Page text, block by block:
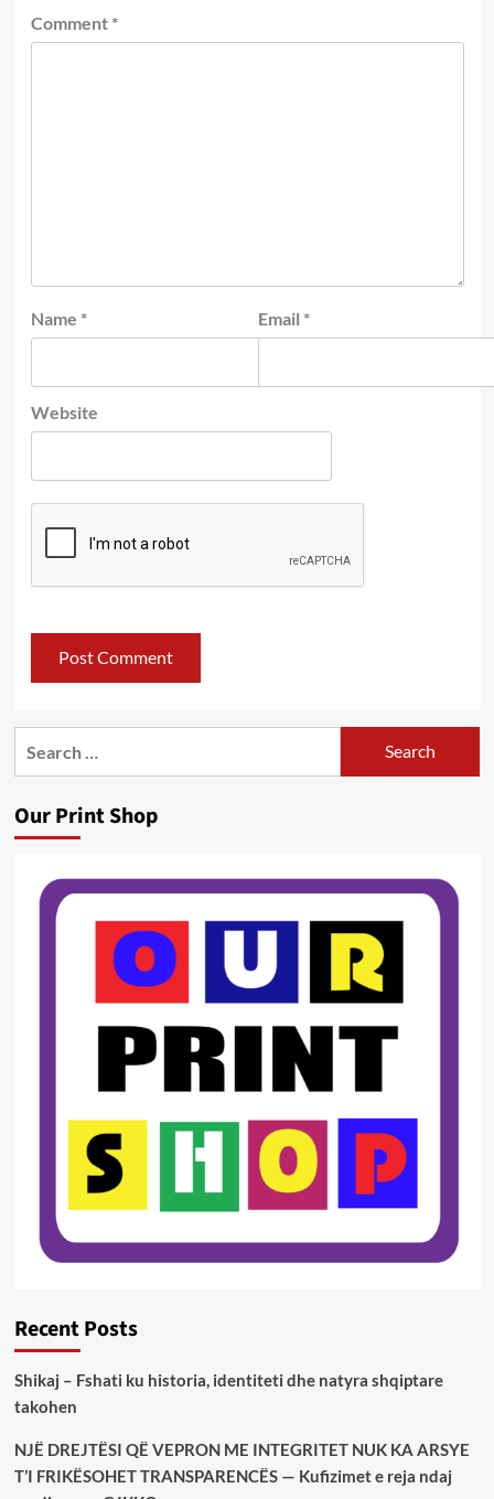
Comment *
Name * Email *
Website
Our Print Shop
Recent Posts
Shikaj – Fshati ku historia, identiteti dhe natyra shqiptare
takohen
NJË DREJTËSI QË VEPRON ME INTEGRITET NUK KA ARSYE
T’I FRIKËSOHET TRANSPARENCËS — Kufizimet e reja ndaj